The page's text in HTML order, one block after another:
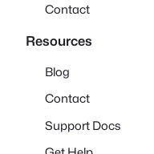
Contact
Resources
Blog
Contact
Support Docs